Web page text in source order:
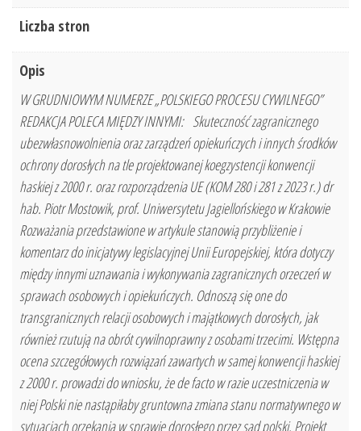
Liczba stron
Opis
W GRUDNIOWYM NUMERZE „POLSKIEGO PROCESU CYWILNEGO”
REDAKCJA POLECA MIĘDZY INNYMI: Skuteczność zagranicznego
ubezwłasnowolnienia oraz zarządzeń opiekuńczych i innych środków
ochrony dorosłych na tle projektowanej koegzystencji konwencji
haskiej z 2000 r. oraz rozporządzenia UE (KOM 280 i 281 z 2023 r.) dr
hab. Piotr Mostowik, prof. Uniwersytetu Jagiellońskiego w Krakowie
Rozważania przedstawione w artykule stanowią przybliżenie i
komentarz do inicjatywy legislacyjnej Unii Europejskiej, która dotyczy
między innymi uznawania i wykonywania zagranicznych orzeczeń w
sprawach osobowych i opiekuńczych. Odnoszą się one do
transgranicznych relacji osobowych i majątkowych dorosłych, jak
również rzutują na obrót cywilnoprawny z osobami trzecimi. Wstępna
ocena szczegółowych rozwiązań zawartych w samej konwencji haskiej
z 2000 r. prowadzi do wniosku, że de facto w razie uczestniczenia w
niej Polski nie nastąpiłaby gruntowna zmiana stanu normatywnego w
sytuacjach orzekania w sprawie dorosłego przez sąd polski. Projekt